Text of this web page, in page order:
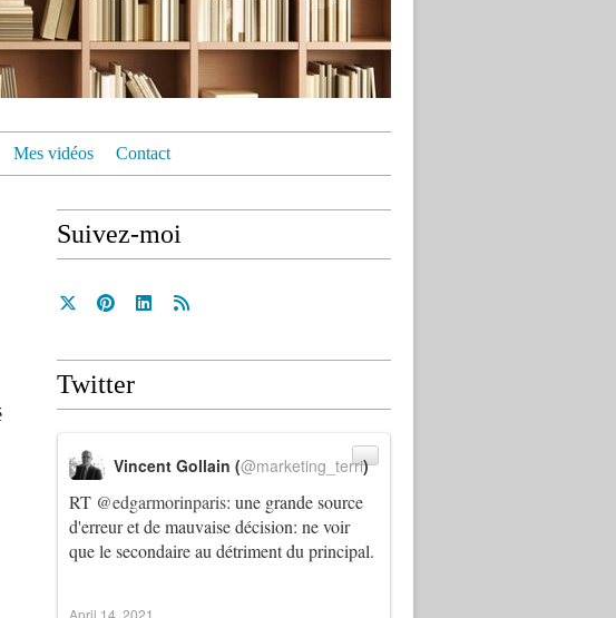
Mes vidéos Contact
Suivez-moi
Twitter
RT @edgarmorinparis: une grande source
d'erreur et de mauvaise décision: ne voir
que le secondaire au détriment du principal.
Vincent Gollain (@marketing_terri)
April 14, 2021